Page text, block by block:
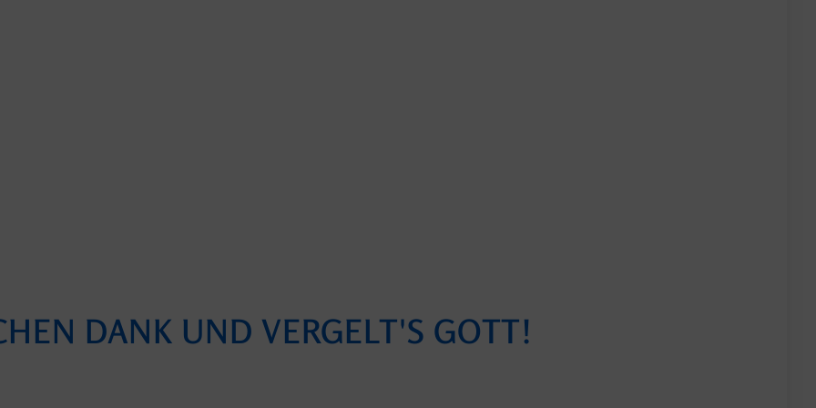
DANK UND VERGELT'S GOTT!